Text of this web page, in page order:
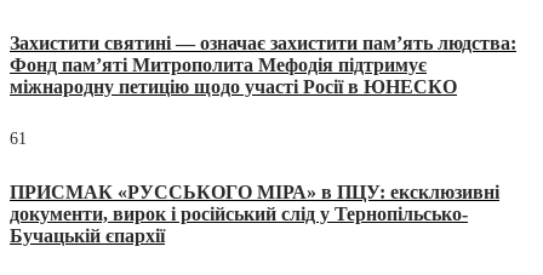
Захистити святині — означає захистити пам’ять людства:
Фонд пам’яті Митрополита Мефодія підтримує
міжнародну петицію щодо участі Росії в ЮНЕСКО
61
ПРИСМАК «РУССЬКОГО МІРА» в ПЦУ: ексклюзивні
документи, вирок і російський слід у Тернопільсько-
Бучацькій єпархії